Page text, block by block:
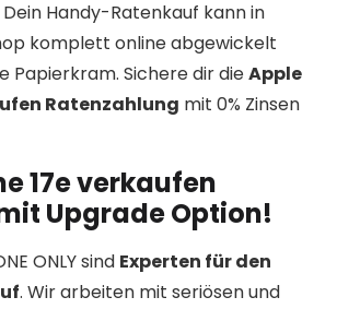
Handy-Ratenkauf kann in
komplett online abgewickelt
Papierkram. Sichere dir dieApple
Ratenzahlung mit 0% Zinsen
17e verkaufen
Upgrade Option!
ONLY sind Experten für den
. Wir arbeiten mit seriösen und